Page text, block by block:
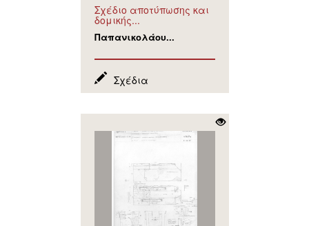
Σχέδιο αποτύπωσης και
δομικής...
Παπανικολάου...
Σχέδια